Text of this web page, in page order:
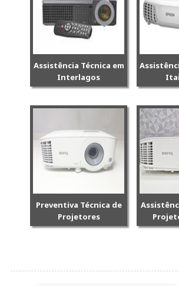
Assistência Técnica em
Interlagos
Preventiva Técnica de
Projetores